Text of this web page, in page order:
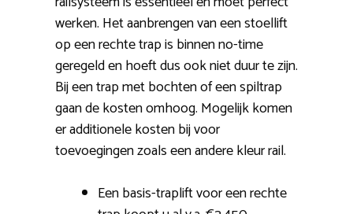
werken. Het aanbrengen van een stoellift
op een rechte trap is binnen no-time
geregeld en hoeft dus ook niet duur te zijn.
Bij een trap met bochten of een spiltrap
gaan de kosten omhoog. Mogelijk komen
er additionele kosten bij voor
toevoegingen zoals een andere kleur rail.
Een basis-traplift voor een rechte